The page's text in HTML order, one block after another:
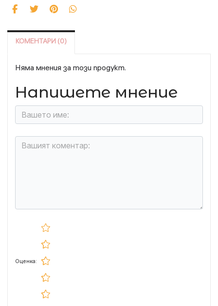
КОМЕНТАРИ (0)
Няма мнения за този продукт.
Напишете мнение
Оценка: